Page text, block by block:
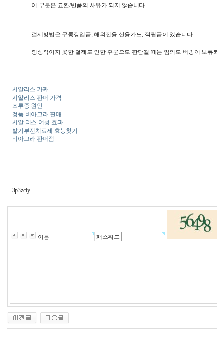
이 부분은 교환/반품의 사유가 되지 않습니다.
결제방법은 무통장입금, 해외전용 신용카드, 적립금이 있습니다.
정상적이지 못한 결제로 인한 주문으로 판단될 때는 임의로 배송이 보류
시알리스 가짜
시알리스 판매 가격
조루증 원인
정품 비아그라 판매
시알 리스 여성 효과
발기부전치료제 효능찾기
비아그라 판매점
3p3zcly
이름 패스워드